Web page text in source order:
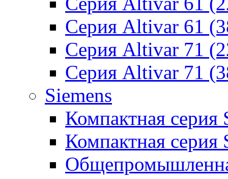
Серия Altivar 61
Серия Altivar 71
Серия Altivar 71
Siemens
Компактная
Компактная